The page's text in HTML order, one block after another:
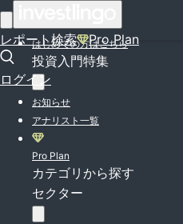
レポート検索 Pro Plan
ログイン
はじめての方はこちら
投資入門特集
お知らせ
アナリスト一覧
Pro Plan
カテゴリから探す
セクター